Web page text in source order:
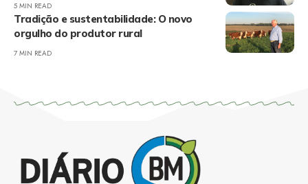
5 MIN READ
Tradição e sustentabilidade: O novo
orgulho do produtor rural
7 MIN READ